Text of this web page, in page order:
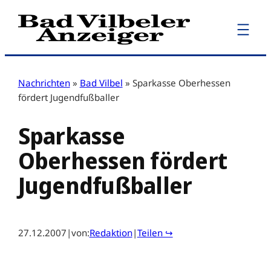
Zum
Inhalt
Nachrichten » Bad Vilbel » Sparkasse Oberhessen
fördert Jugendfußballer
Sparkasse
Oberhessen fördert
Jugendfußballer
27.12.2007 |von:Redaktion|Teilen ↪